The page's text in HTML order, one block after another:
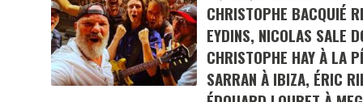
CHRISTOPHE BACQUIÉ
EYDINS, NICOLAS SALE
CHRISTOPHE HAY À LA
SARRAN À IBIZA, ÉRIC